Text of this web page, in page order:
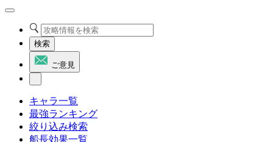
検索
ご意見
キャラ一覧
最強ランキング
絞り込み検索
船長効果一覧